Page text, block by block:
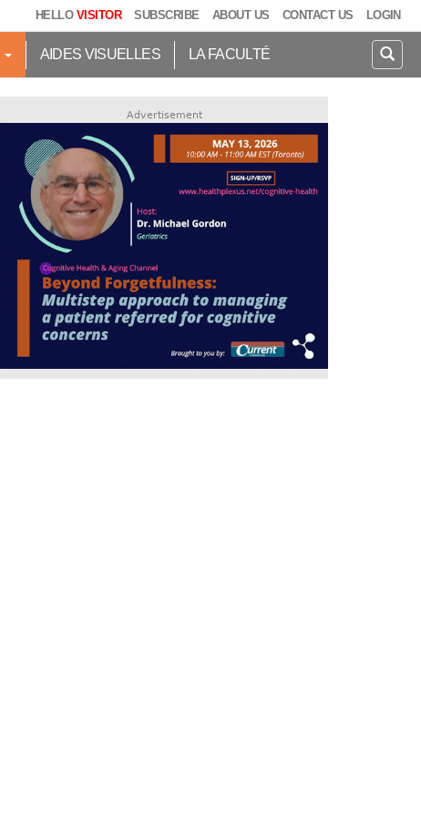
HELLO VISITOR SUBSCRIBE ABOUT US CONTACT US LOGIN
AIDES VISUELLES LA FACULTÉ
Advertisement